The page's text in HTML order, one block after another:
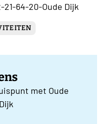
64-20-Oude Dijk
met Oude